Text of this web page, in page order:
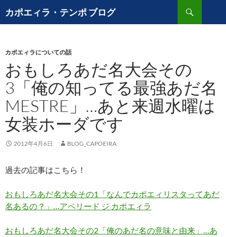
ン
ツ
へ
ス
キ
ッ
プ
カポエィラ・テンポ ブログ
索
カポエィラについての話
おもしろあだ名大会その
3「俺の知ってる最強あだ名
MESTRE」…あと来週水曜は
女装ホーダです
2012年4月6日 BLOG_CAPOEIRA
過去の記事はこちら！
おもしろあだ名大会その1「なんでカポエィリスタってあだ
名あるの？」…アペリード ジ カポエィラ
おもしろあだ名大会その2「俺のあだ名の意味と由来」…あ